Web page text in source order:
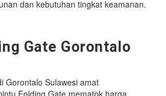
dan kebutuhan tingkat keamanan.
Gate Gorontalo
Gorontalo Sulawesi amat
Folding Gate mematok harga